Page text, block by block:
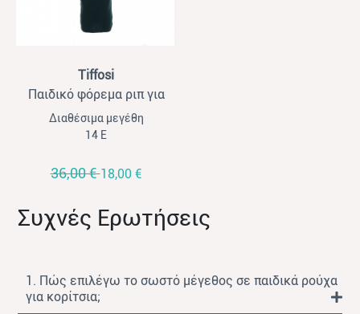
Tiffosi
Παιδικό φόρεμα ριπ για
κορίτσια Tiffossi κυπαρισσί
Διαθέσιμα μεγέθη
14 Ε
36,00 €18,00 €
Συχνές Ερωτήσεις
1. Πώς επιλέγω το σωστό μέγεθος σε παιδικά ρούχα
για κορίτσια;